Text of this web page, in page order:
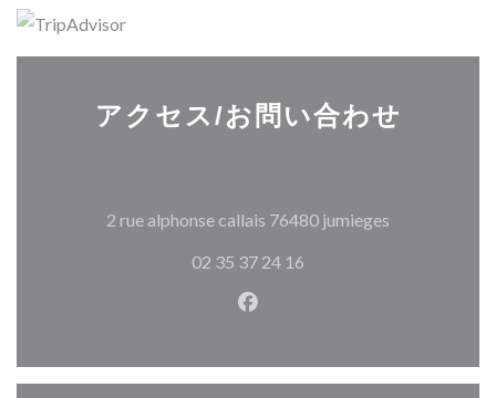
アクセス/お問い合わせ
2 rue alphonse callais 76480 jumieges
02 35 37 24 16
Facebook ((新しいウィン